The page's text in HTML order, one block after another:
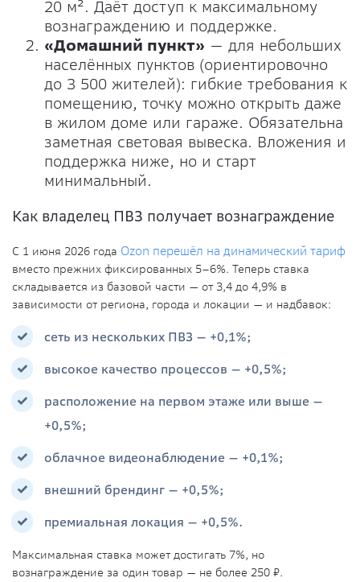
20 м². Даёт доступ к максимальному
вознаграждению и поддержке.
«Домашний пункт» — для небольших
населённых пунктов (ориентировочно
до 3 500 жителей): гибкие требования к
помещению, точку можно открыть даже
в жилом доме или гараже. Обязательна
заметная световая вывеска. Вложения и
поддержка ниже, но и старт
минимальный.
Как владелец ПВЗ получает вознаграждение
С 1 июня 2026 года Ozon перешёл на динамический тариф
вместо прежних фиксированных 5–6%. Теперь ставка
складывается из базовой части — от 3,4 до 4,9% в
зависимости от региона, города и локации — и надбавок:
сеть из нескольких ПВЗ — +0,1%;
высокое качество процессов — +0,5%;
расположение на первом этаже или выше —
+0,5%;
облачное видеонаблюдение — +0,1%;
внешний брендинг — +0,5%;
премиальная локация — +0,5%.
Максимальная ставка может достигать 7%, но
вознаграждение за один товар — не более 250 ₽.